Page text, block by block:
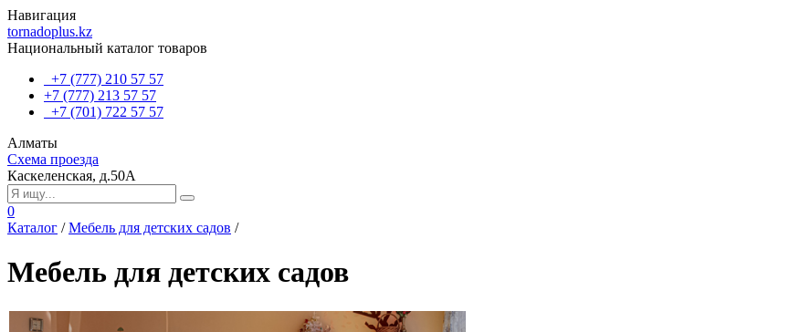
Навигация
tornadoplus.kz
Национальный каталог товаров
+7 (777) 210 57 57
+7 (777) 213 57 57
+7 (701) 722 57 57
Алматы
Схема проезда
Каскеленская, д.50А
0
Каталог /Мебель для детских садов /
Мебель для детских садов